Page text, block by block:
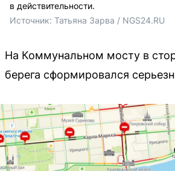
в действительности.
Источник: Татьяна Зарва / NGS24.RU
На Коммунальном мосту в
берега сформировался